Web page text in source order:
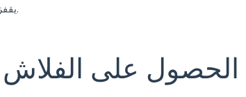
يقفز من أعلى هو الفائز.
على الفلاش